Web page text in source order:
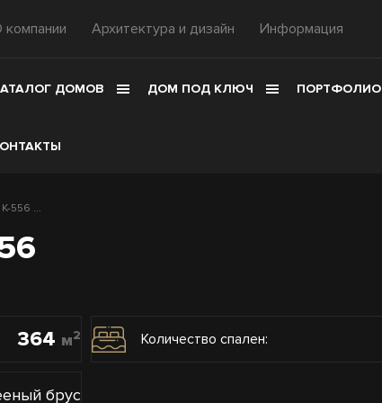
компании Архитектура и дизайн Информация
ДОМОВ ДОМ ПОД КЛЮЧ ПОРТФОЛИО
556 ...
364 м2 Количество спален:
брус